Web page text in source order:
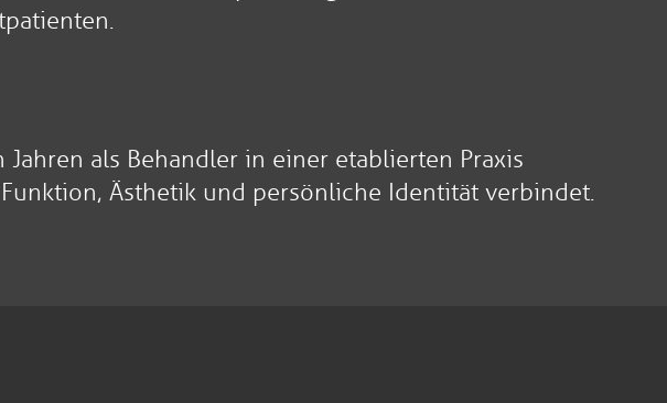
als Behandler in einer etablierten Praxis
Ästhetik und persönliche Identität verbindet.